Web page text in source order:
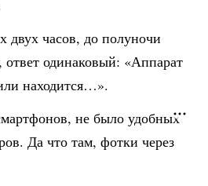
двух часов, до полуночи
одинаковый: «Аппарат
находится…».
не было удобных
Да что там, фотки через